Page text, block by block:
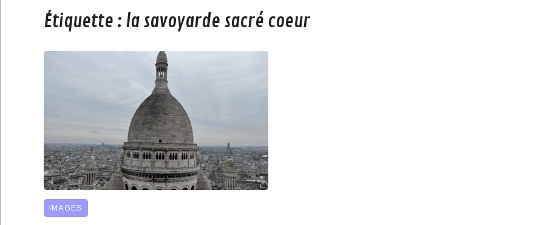
Étiquette : la savoyarde sacré coeur
IMAGES